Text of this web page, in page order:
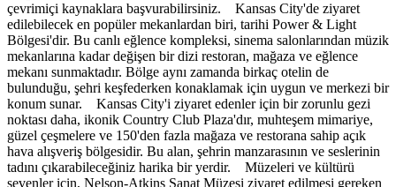
çevrimiçi kaynaklara başvurabilirsiniz. Kansas City'de ziyaret
edilebilecek en popüler mekanlardan biri, tarihi Power & Light
Bölgesi'dir. Bu canlı eğlence kompleksi, sinema salonlarından müzik
mekanlarına kadar değişen bir dizi restoran, mağaza ve eğlence
mekanı sunmaktadır. Bölge aynı zamanda birkaç otelin de
bulunduğu, şehri keşfederken konaklamak için uygun ve merkezi bir
konum sunar. Kansas City'i ziyaret edenler için bir zorunlu gezi
noktası daha, ikonik Country Club Plaza'dır, muhteşem mimariye,
güzel çeşmelere ve 150'den fazla mağaza ve restorana sahip açık
hava alışveriş bölgesidir. Bu alan, şehrin manzarasının ve seslerinin
tadını çıkarabileceğiniz harika bir yerdir. Müzeleri ve kültürü
sevenler için, Nelson-Atkins Sanat Müzesi ziyaret edilmesi gereken